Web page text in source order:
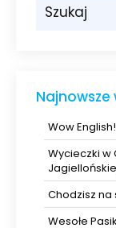
Najnowsze
Wow
Wycieczki w
Chodzisz na
Wesołe